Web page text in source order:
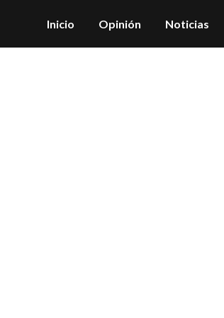
Inicio Opinión Noticias